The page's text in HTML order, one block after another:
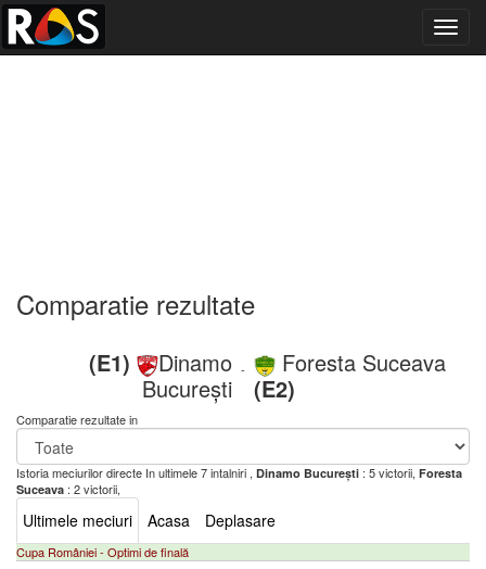
Comparatie rezultate
(E1)
Dinamo
București
-
Foresta Suceava
(E2)
Comparatie rezultate in
Istoria meciurilor directe In ultimele 7 intalniri , Dinamo București : 5 victorii, Foresta
Suceava : 2 victorii,
Ultimele meciuri Acasa Deplasare
Cupa României - Optimi de finală